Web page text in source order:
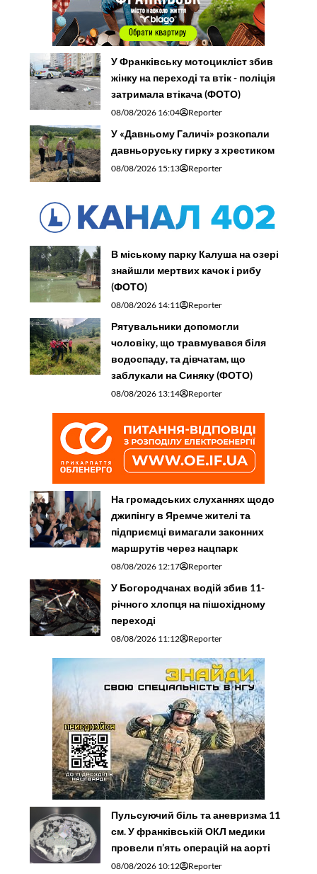
У Франківську мотоцикліст збив
жінку на переході та втік - поліція
затримала втікача (ФОТО)
08/08/2026 16:04 Reporter
У «Давньому Галичі» розкопали
давньоруську гирку з хрестиком
08/08/2026 15:13 Reporter
В міському парку Калуша на озері
знайшли мертвих качок і рибу
(ФОТО)
08/08/2026 14:11 Reporter
Рятувальники допомогли
чоловіку, що травмувався біля
водоспаду, та дівчатам, що
заблукали на Синяку (ФОТО)
08/08/2026 13:14 Reporter
На громадських слуханнях щодо
джипінгу в Яремче житeлі та
підприємці вимагали законних
маршрутів через нацпарк
08/08/2026 12:17 Reporter
У Богородчанах водій збив 11-
річного хлопця на пішохідному
переході
08/08/2026 11:12 Reporter
Пульсуючий біль та аневризма 11
см. У франківській ОКЛ медики
провели п’ять операцій на аорті
08/08/2026 10:12 Reporter